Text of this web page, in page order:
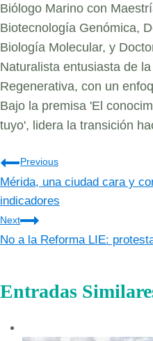
Biólogo Marino con
Biotecnología Genómica,
Biología Molecular, y
Naturalista entusiasta de
Regenerativa, con un
Bajo la premisa 'El
tuyo', lidera la transición
Navegación
de
entradas
Previous
Mérida, una ciudad cara y
indicadores
Next
No a la Reforma LIE:
Entradas